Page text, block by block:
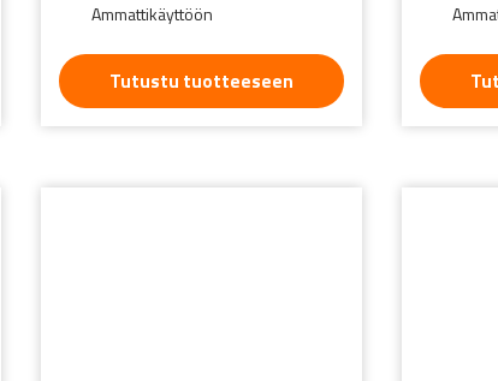
Ammattikäyttöön
Tutustu tuotteeseen